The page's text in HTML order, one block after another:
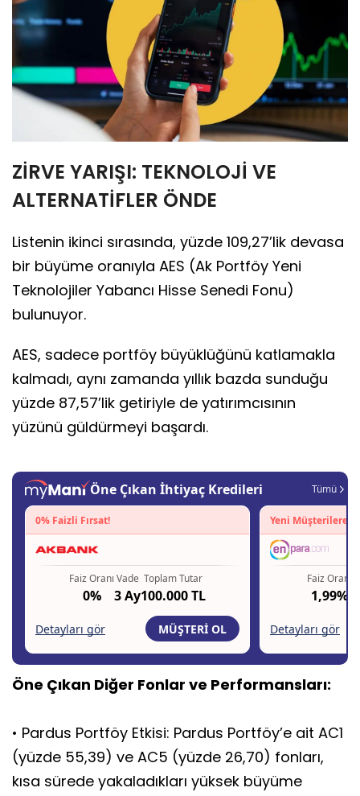
ZİRVE YARIŞI: TEKNOLOJİ VE
ALTERNATİFLER ÖNDE
Listenin ikinci sırasında, yüzde 109,27’lik devasa
bir büyüme oranıyla AES (Ak Portföy Yeni
Teknolojiler Yabancı Hisse Senedi Fonu)
bulunuyor.
AES, sadece portföy büyüklüğünü katlamakla
kalmadı, aynı zamanda yıllık bazda sunduğu
yüzde 87,57’lik getiriyle de yatırımcısının
yüzünü güldürmeyi başardı.
Öne Çıkan Diğer Fonlar ve Performansları:
• Pardus Portföy Etkisi: Pardus Portföy’e ait AC1
(yüzde 55,39) ve AC5 (yüzde 26,70) fonları,
kısa sürede yakaladıkları yüksek büyüme